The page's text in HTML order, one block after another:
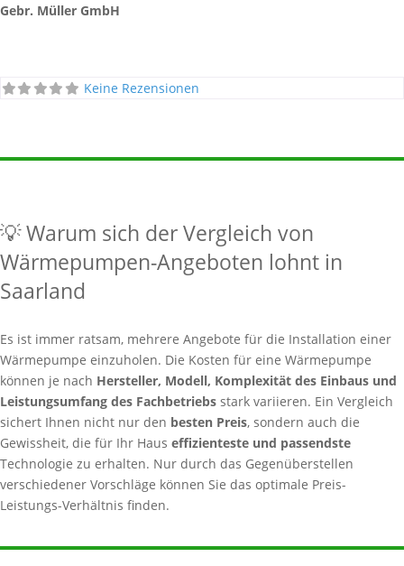
Gebr. Müller GmbH
Keine Rezensionen
💡 Warum sich der Vergleich von
Wärmepumpen-Angeboten lohnt in
Saarland
Es ist immer ratsam, mehrere Angebote für die Installation einer
Wärmepumpe einzuholen. Die Kosten für eine Wärmepumpe
können je nach Hersteller, Modell, Komplexität des Einbaus und
Leistungsumfang des Fachbetriebs stark variieren. Ein Vergleich
sichert Ihnen nicht nur den besten Preis, sondern auch die
Gewissheit, die für Ihr Haus effizienteste und passendste
Technologie zu erhalten. Nur durch das Gegenüberstellen
verschiedener Vorschläge können Sie das optimale Preis-
Leistungs-Verhältnis finden.